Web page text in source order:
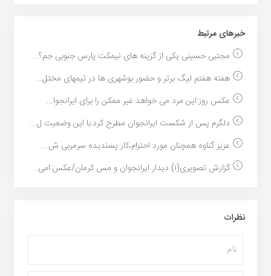
خبر‌های مرتبط
مجتبی حسینی یکی از گزینه های نیمکت پارس جنوبی جم؟...
هفته هفتم لیگ برتر و حضور بوشهری ها در تیمهای مختل...
عکس روز:این مرد می خواهد غیر ممکن را برای ایرانجوا...
دلگرم پس از شکست ایرانجوان مطرح کرد:با این وضعیت ل...
عزیز گناوه همچنان مورد احترام،کار پسندیده سرمربی ش...
گزارش تصویری(۱) دیدار ایرانجوان و مس کرمان/عکس:امی...
نظرات